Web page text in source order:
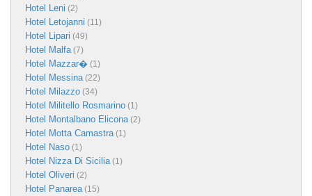
Hotel Leni (2)
Hotel Letojanni (11)
Hotel Lipari (49)
Hotel Malfa(7)
Hotel Mazzar� (1)
Hotel Messina(22)
Hotel Milazzo (34)
Hotel Militello Rosmarino (1)
Hotel Montalbano Elicona(2)
Hotel Motta Camastra(1)
Hotel Naso (1)
Hotel Nizza Di Sicilia(1)
Hotel Oliveri (2)
Hotel Panarea(15)